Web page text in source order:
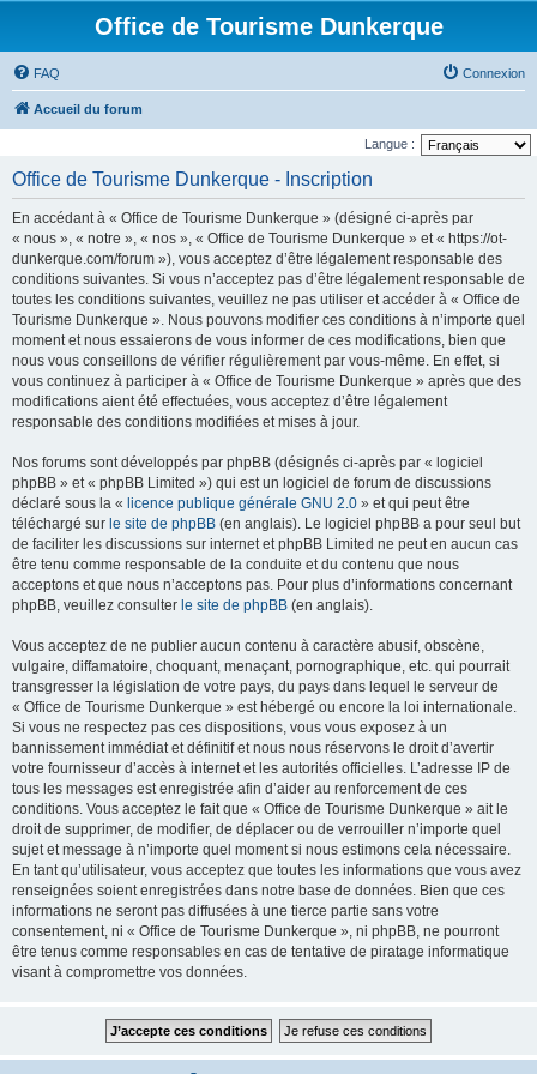
Office de Tourisme Dunkerque
FAQ Connexion
Accueil du forum
Langue :
Office de Tourisme Dunkerque - Inscription
En accédant à « Office de Tourisme Dunkerque » (désigné ci-après par
« nous », « notre », « nos », « Office de Tourisme Dunkerque » et « https://ot-
dunkerque.com/forum »), vous acceptez d’être légalement responsable des
conditions suivantes. Si vous n’acceptez pas d’être légalement responsable de
toutes les conditions suivantes, veuillez ne pas utiliser et accéder à « Office de
Tourisme Dunkerque ». Nous pouvons modifier ces conditions à n’importe quel
moment et nous essaierons de vous informer de ces modifications, bien que
nous vous conseillons de vérifier régulièrement par vous-même. En effet, si
vous continuez à participer à « Office de Tourisme Dunkerque » après que des
modifications aient été effectuées, vous acceptez d’être légalement
responsable des conditions modifiées et mises à jour.
Nos forums sont développés par phpBB (désignés ci-après par « logiciel
phpBB » et « phpBB Limited ») qui est un logiciel de forum de discussions
déclaré sous la « licence publique générale GNU 2.0 » et qui peut être
téléchargé sur le site de phpBB (en anglais). Le logiciel phpBB a pour seul but
de faciliter les discussions sur internet et phpBB Limited ne peut en aucun cas
être tenu comme responsable de la conduite et du contenu que nous
acceptons et que nous n’acceptons pas. Pour plus d’informations concernant
phpBB, veuillez consulter le site de phpBB (en anglais).
Vous acceptez de ne publier aucun contenu à caractère abusif, obscène,
vulgaire, diffamatoire, choquant, menaçant, pornographique, etc. qui pourrait
transgresser la législation de votre pays, du pays dans lequel le serveur de
« Office de Tourisme Dunkerque » est hébergé ou encore la loi internationale.
Si vous ne respectez pas ces dispositions, vous vous exposez à un
bannissement immédiat et définitif et nous nous réservons le droit d’avertir
votre fournisseur d’accès à internet et les autorités officielles. L’adresse IP de
tous les messages est enregistrée afin d’aider au renforcement de ces
conditions. Vous acceptez le fait que « Office de Tourisme Dunkerque » ait le
droit de supprimer, de modifier, de déplacer ou de verrouiller n’importe quel
sujet et message à n’importe quel moment si nous estimons cela nécessaire.
En tant qu’utilisateur, vous acceptez que toutes les informations que vous avez
renseignées soient enregistrées dans notre base de données. Bien que ces
informations ne seront pas diffusées à une tierce partie sans votre
consentement, ni « Office de Tourisme Dunkerque », ni phpBB, ne pourront
être tenus comme responsables en cas de tentative de piratage informatique
visant à compromettre vos données.